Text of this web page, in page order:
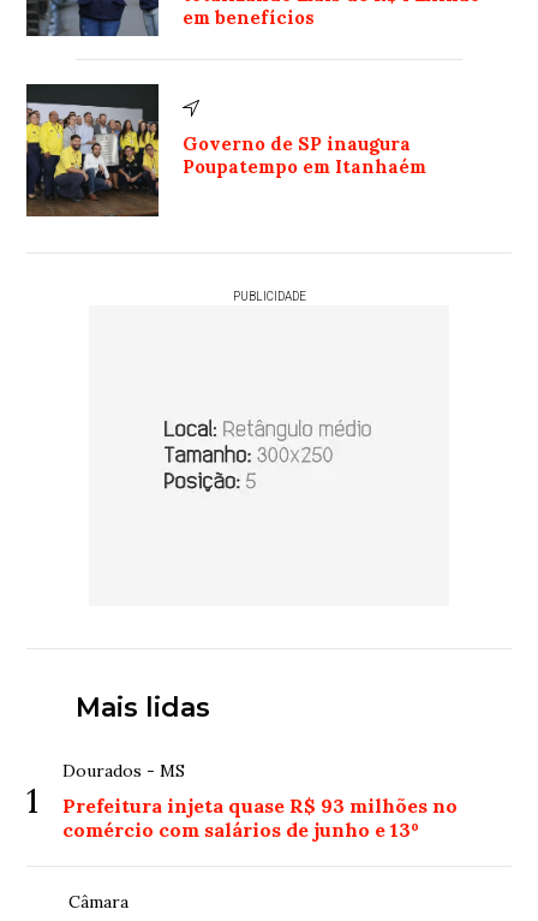
em benefícios
Governo de SP inaugura
Poupatempo em Itanhaém
PUBLICIDADE
Mais lidas
1
Dourados - MS
Prefeitura injeta quase R$ 93 milhões no
comércio com salários de junho e 13º
Câmara